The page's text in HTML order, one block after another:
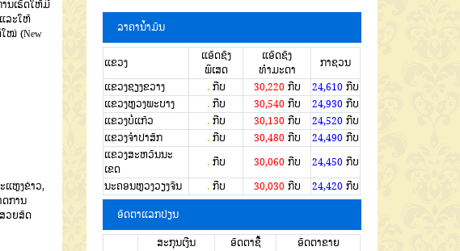
ນເຮັດໃຫ້ມີ
ລະໃຫ້
ໝ່ (New
ຫຼງຂ່າວ,
ການ
ວຍສົດ
ລາຄານໍ້າມັນ
ແຂວງ
ແອັດຊັງ
ພິເສດ
ແອັດຊັງ
ທຳມະດາ
ກາຊວນ
ແຂວງຊຽງຂວາງ
.ກີບ 30,220ກີບ 24,610 ກີບ
ແຂວງຫຼວງພະບາງ
.ກີບ 30,540ກີບ 24,930 ກີບ
ແຂວງບໍ່ແກ້ວ
.ກີບ 30,130ກີບ 24,520 ກີບ
ແຂວງຈໍາປາສັກ
.ກີບ 30,480ກີບ 24,490 ກີບ
ແຂວງສະຫວັນນະ
ເຂດ
.ກີບ 30,060ກີບ 24,450 ກີບ
ນະຄອນຫຼວງວຽງຈັນ
.ກີບ 30,030ກີບ 24,420 ກີບ
ອັດຕາແລກປ່ຽນ
ສະກຸນເງີນ ອັດຕາຊື້
ອັດຕາຂາຍ